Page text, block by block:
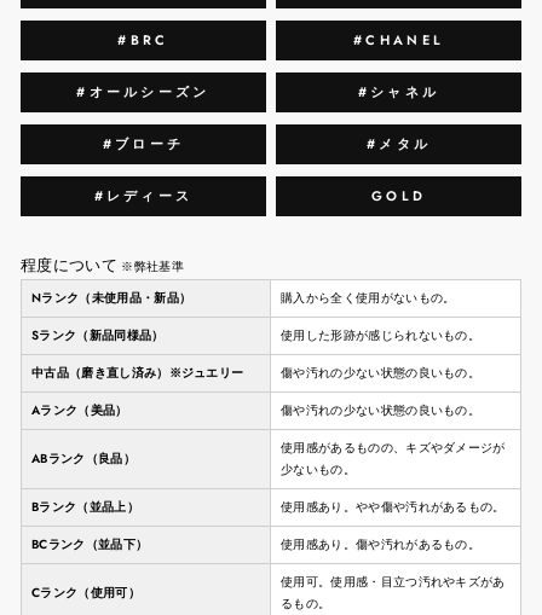
#BRC #CHANEL
#オールシーズン #シャネル
#ブローチ #メタル
#レディース GOLD
程度について ※弊社基準
Nランク（未使用品・新品）
購入から全く使用がないもの。
Sランク（新品同様品） 使用した形跡が感じられないもの。
中古品（磨き直し済み）※ジュエリー 傷や汚れの少ない状態の良いもの。
Aランク（美品） 傷や汚れの少ない状態の良いもの。
ABランク（良品）
使用感があるものの、キズやダメージが
少ないもの。
Bランク（並品上） 使用感あり。やや傷や汚れがあるもの。
BCランク（並品下） 使用感あり。傷や汚れがあるもの。
Cランク（使用可）
使用可。使用感・目立つ汚れやキズがあ
るもの。